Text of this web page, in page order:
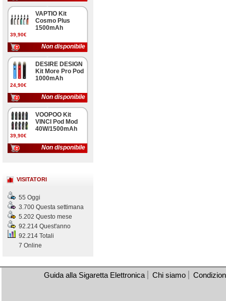
39,90€
VAPTIO Kit
Cosmo Plus
1500mAh
Non disponibile
24,90€
DESIRE DESIGN
Kit More Pro Pod
1000mAh
Non disponibile
39,90€
VOOPOO Kit
VINCI Pod Mod
40W/1500mAh
Non disponibile
VISITATORI
55 Oggi
3.700 Questa settimana
5.202 Questo mese
92.214 Quest'anno
92.214 Totali
7 Online
Guida alla Sigaretta Elettronica Chi siamo